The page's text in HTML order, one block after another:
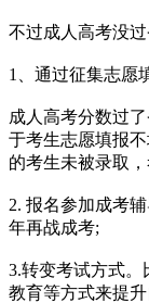
不过成人高考没
1、通过征集志愿
成人高考分数过
于考生志愿填报
的考生未被录取
2. 报名参加成考
年再战成考;
3.转变考试方式
教育等方式来提升